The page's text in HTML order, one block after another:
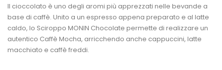
Il cioccolato è uno degli aromi più apprezzati nelle bevande a
base di caffè. Unito a un espresso appena preparato e al latte
caldo, lo Sciroppo MONIN Chocolate permette di realizzare un
autentico Caffè Mocha, arricchendo anche cappuccini, latte
macchiato e caffè freddi.